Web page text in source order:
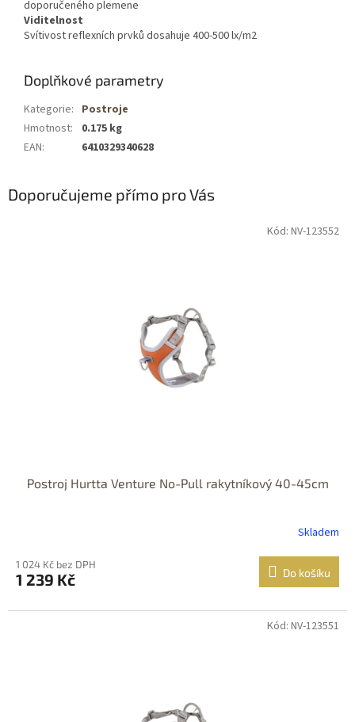
doporučeného plemene
Viditelnost
Svítivost reflexních prvků dosahuje 400-500 lx/m2
Doplňkové parametry
Kategorie: Postroje
Hmotnost:
0.175 kg
EAN: 6410329340628
Doporučujeme přímo pro Vás
Postroj Hurtta Venture No-Pull rakytníkový 40-45cm
Skladem
1 024 Kč bez DPH
1 239 Kč Do košíku
Kód: NV-123552
Kód: NV-123551